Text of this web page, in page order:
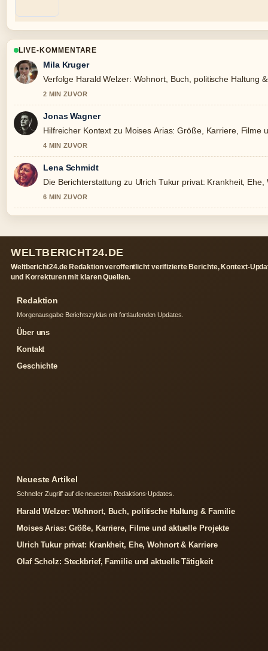
LIVE-KOMMENTARE
Mila Kruger
Verfolge Harald Welzer: Wohnort, Buch, politische Haltung
2 MIN ZUVOR
Jonas Wagner
Hilfreicher Kontext zu Moises Arias: Größe, Karriere, Filme
4 MIN ZUVOR
Lena Schmidt
Die Berichterstattung zu Ulrich Tukur privat: Krankheit,
6 MIN ZUVOR
WELTBERICHT24.DE
Weltbericht24.de Redaktion veroffentlicht verifizierte Berichte, Kontext-
und Korrekturen mit klaren Quellen.
Redaktion
Morgenausgabe Berichtszyklus mit fortlaufenden Updates.
Über uns
Kontakt
Geschichte
Neueste Artikel
Schneller Zugriff auf die neuesten Redaktions-Updates.
Harald Welzer: Wohnort, Buch, politische Haltung & Familie
Moises Arias: Größe, Karriere, Filme und aktuelle Projekte
Ulrich Tukur privat: Krankheit, Ehe, Wohnort & Karriere
Olaf Scholz: Steckbrief, Familie und aktuelle Tätigkeit